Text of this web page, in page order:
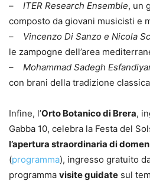
– ITER Research Ensemble, un
composto da giovani musicisti e
– Vincenzo Di Sanzo e Nicola
le zampogne dell’area
– Mohammad Sadegh
con brani della tradizione
Infine, l’Orto Botanico di Brera,
Gabba 10, celebra la Festa del
l’apertura straordinaria di
(programma), ingresso gratuito
programma visite guidate sul